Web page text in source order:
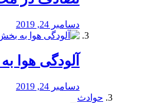
دسامبر 24, 2019
آلودگی هوا
دسامبر 24, 2019
حوادث